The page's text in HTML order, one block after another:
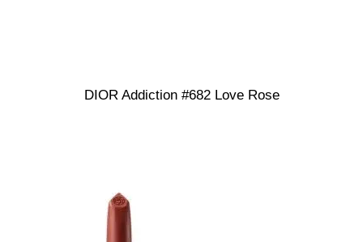
DIOR Addiction #682 Love Rose